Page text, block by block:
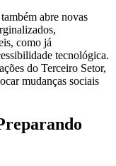
abre novas
como já
tecnológica.
do Terceiro Setor,
mudanças sociais